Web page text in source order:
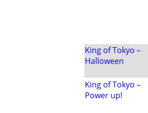
King of Tokyo –
Halloween
King of Tokyo –
Power up!